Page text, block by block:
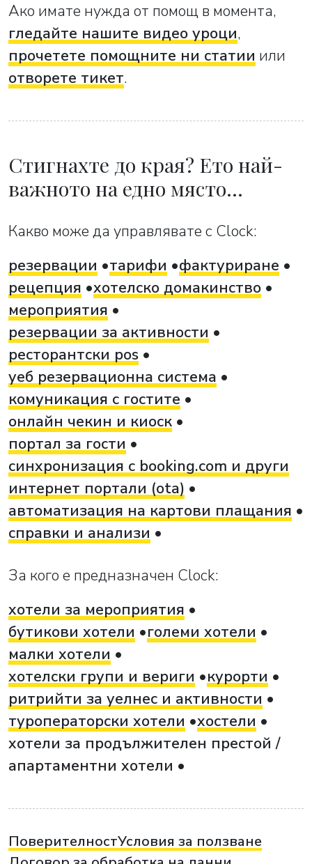
Ако имате нужда от помощ в момента,
гледайте нашите видео уроци,
прочетете помощните ни статии или
отворете тикет.
Стигнахте до края? Ето най-
важното на едно място…
Какво може да управлявате с Clock:
резервации
тарифи
фактуриране
рецепция хотелско домакинство
мероприятия
резервации за активности
ресторантски pos
уеб резервационна система
комуникация с гостите
онлайн чекин и киоск
портал за гости
синхронизация с booking.com и други
интернет портали (ota)
автоматизация на картови плащания
справки и анализи
За кого е предназначен Clock:
хотели за мероприятия
бутикови хотели
големи хотели
малки хотели
хотелски групи и вериги
курорти
ритрийти за уелнес и активности
туроператорски хотели
хостели
хотели за продължителен престой /
апартаментни хотели
ПоверителностУсловия за ползване